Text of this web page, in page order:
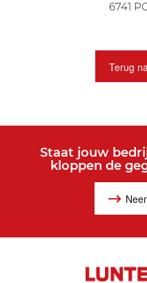
6741
Terug
Staat jouw
kloppen de